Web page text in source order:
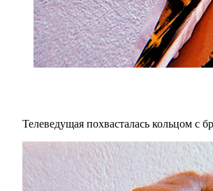
Телеведущая похвасталась кольцом с